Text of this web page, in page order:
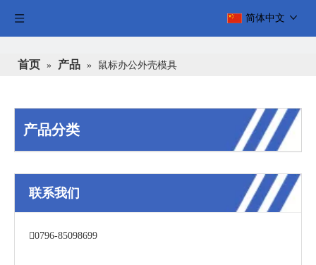
简体中文
首页 » 产品 » 鼠标办公外壳模具
产品分类
联系我们
0796-85098699